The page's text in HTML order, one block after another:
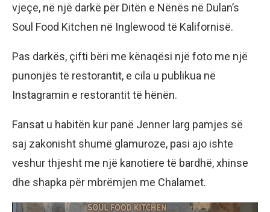
vjeçe, në një darkë për Ditën e Nënës në Dulan’s
Soul Food Kitchen në Inglewood të Kalifornisë.
Pas darkës, çifti bëri me kënaqësi një foto me një
punonjës të restorantit, e cila u publikua në
Instagramin e restorantit të hënën.
Fansat u habitën kur panë Jenner larg pamjes së
saj zakonisht shumë glamuroze, pasi ajo ishte
veshur thjesht me një kanotiere të bardhë, xhinse
dhe shapka për mbrëmjen me Chalamet.